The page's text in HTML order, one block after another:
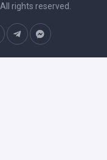
. All rights reserved.